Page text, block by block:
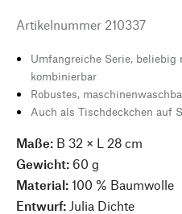
Artikelnummer 210337
Umfangreiche Serie,
kombinierbar
Robustes,
Auch als Tischdeckchen auf
Maße: B 32 × L 28 cm
Gewicht: 60 g
Material: 100 % Baumwolle
Entwurf: Julia Dichte